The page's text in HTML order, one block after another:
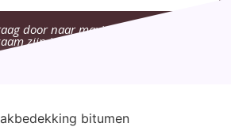
door naar maximaal 4 bedrijven die
zijn in uw omgeving.